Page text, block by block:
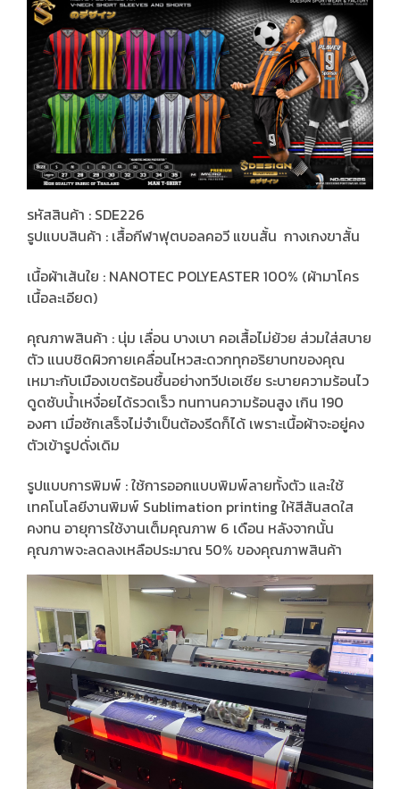
รหัสสินค้า : SDE226
รูปแบบสินค้า : เสื้อกีฬาฟุตบอลคอวี แขนสั้น กางเกงขาสั้น
เนื้อผ้าเส้นใย : NANOTEC POLYEASTER 100% (ผ้ามาโคร
เนื้อละเอียด)
คุณภาพสินค้า : นุ่ม เลื่อน บางเบา คอเสื้อไม่ย้วย ส่วมใส่สบาย
ตัว แนบชิดผิวกายเคลื่อนไหวสะดวกทุกอริยาบทของคุณ
เหมาะกับเมืองเขตร้อนชื้นอย่างทวีปเอเชีย ระบายความร้อนไว
ดูดซับน้ำเหงื่อยได้รวดเร็ว ทนทานความร้อนสูง เกิน 190
องศา เมื่อซักเสร็จไม่จำเป็นต้องรีดก็ได้ เพราะเนื้อผ้าจะอยู่คง
ตัวเข้ารูปดั่งเดิม
รูปแบบการพิมพ์ : ใช้การออกแบบพิมพ์ลายทั้งตัว และใช้
เทคโนโลยีงานพิมพ์ Sublimation printing ให้สีสันสดใส
คงทน อายุการใช้งานเต็มคุณภาพ 6 เดือน หลังจากนั้น
คุณภาพจะลดลงเหลือประมาณ 50% ของคุณภาพสินค้า